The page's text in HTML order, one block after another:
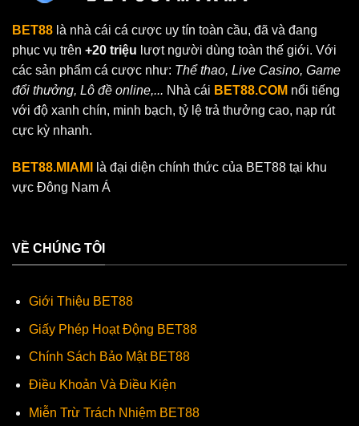
BET88 là nhà cái cá cược uy tín toàn cầu, đã và đang
phục vụ trên +20 triệu lượt người dùng toàn thế giới. Với
các sản phẩm cá cược như: Thể thao, Live Casino, Game
đổi thưởng, Lô đề online,... Nhà cái BET88.COM nổi tiếng
với độ xanh chín, minh bạch, tỷ lệ trả thưởng cao, nạp rút
cực kỳ nhanh.
BET88.MIAMI
là đại diện chính thức của BET88 tại khu
vực Đông Nam Á
VỀ CHÚNG TÔI
Giới Thiệu BET88
Giấy Phép Hoạt Động BET88
Chính Sách Bảo Mật BET88
Điều Khoản Và Điều Kiện
Miễn Trừ Trách Nhiệm BET88